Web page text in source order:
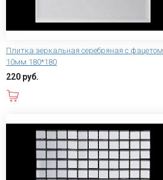
Плитка зеркальная серебряная с фацетом
10мм 180*180
220 руб.